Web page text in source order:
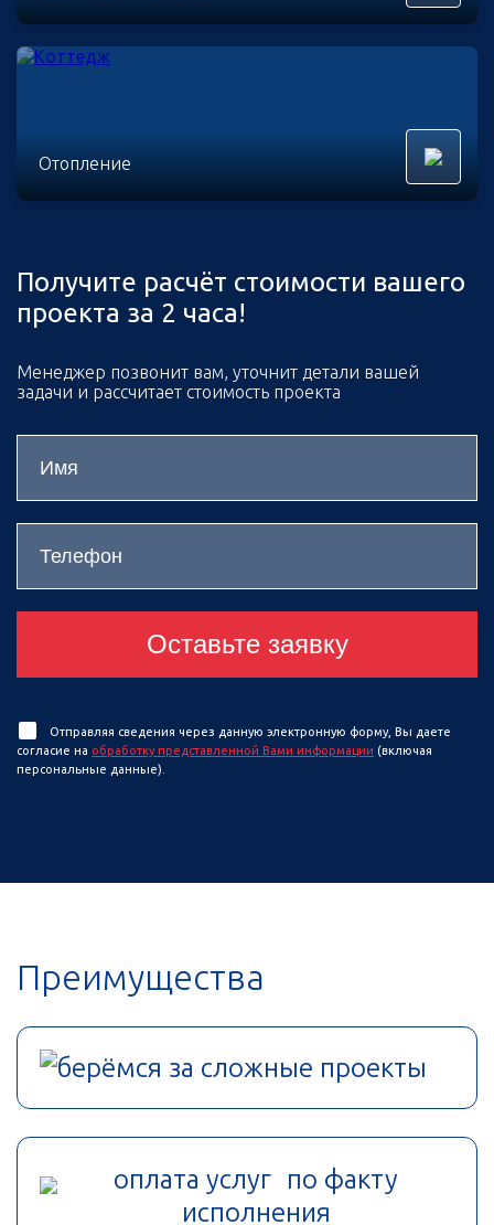
Отопление
Получите расчёт стоимости вашего
проекта за 2 часа!
Менеджер позвонит вам, уточнит детали вашей
задачи и рассчитает стоимость проекта
Оставьте заявку
Отправляя сведения через данную электронную форму, Вы даете
согласие на обработку представленной Вами информации (включая
персональные данные).
Преимущества
берёмся за сложные проекты
оплата услуг по факту
исполнения